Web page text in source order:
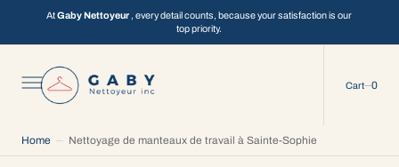
AtGaby Nettoyeur , every detail counts, because your satisfaction is our
top priority.
Cart 00
Home Nettoyage de manteaux de travail à Sainte-Sophie